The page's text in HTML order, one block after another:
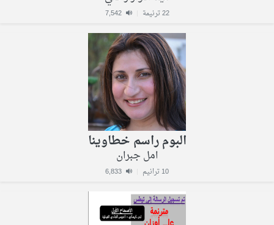
22 ترنيمة 7,542
البوم راسم خطاوينا
امل جبران
10 ترانيم